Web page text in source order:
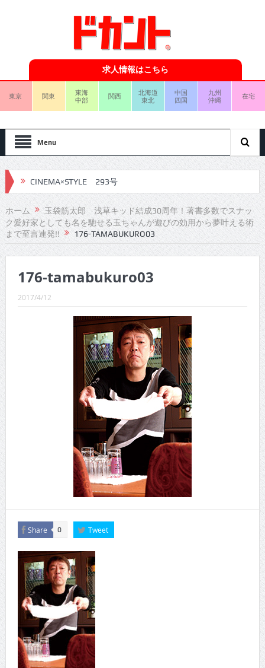
求人情報はこちら
東京 関東
東海
中部
関西
北海道
東北
中国
四国
九州
沖縄
在宅
Menu
CINEMA×STYLE 293号
CINEMA×STYLE 292号
CINEMA×STYLE 291号
CINEMA×STYLE 290号
CINEMA×STYLE 289号
CINEMA×STYLE 288号
CINEMA×STYLE 287号
CINEMA×STYLE 286号
CINEMA×STYLE 285号
CINEMA×STYLE 294号
ホーム
玉袋筋太郎 浅草キッド結成30周年！著書多数でスナッ
ク愛好家としても名を馳せる玉ちゃんが遊びの効用から夢叶える術
まで至言連発!!
176-TAMABUKURO03
176-tamabukuro03
2017/4/12
Share 0 Tweet